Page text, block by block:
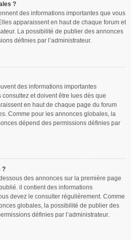
?
des informations importantes que vous
apparaissent en haut de chaque forum et
La possibilité de publier des annonces
définies par l’administrateur.
des informations importantes
et doivent être lues dès que
en haut de chaque page du forum
Comme pour les annonces globales, la
dépend des permissions définies par
?
des annonces sur la première page
il contient des informations
devez le consulter régulièrement. Comme
globales, la possibilité de publier des
définies par l’administrateur.